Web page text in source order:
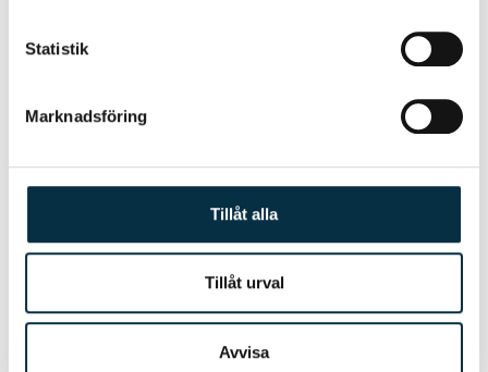
Statistik
Marknadsföring
Tillåt alla
Tillåt urval
Avvisa
@pytte24